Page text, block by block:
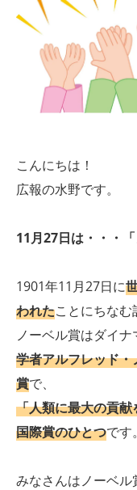
こんにちは！
広報の水野です。
11月27日は・・・
1901年11月27日に
われたことにちなむ
ノーベル賞はダイ
学者アルフレッド・
賞で、
「人類に最大の貢
国際賞のひとつです。
みなさんはノーベ